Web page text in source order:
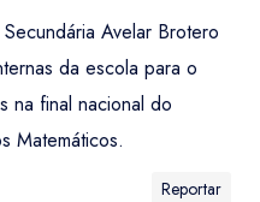
Avelar Brotero
da escola para o
na final nacional do
Matemáticos.
Reportar